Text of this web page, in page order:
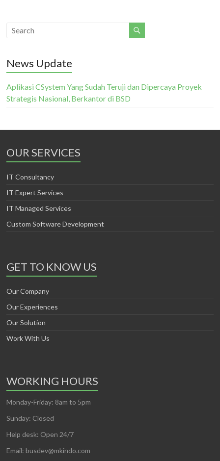
News Update
Aplikasi CSystem Yang Sudah Teruji dan Dipercaya Proyek
Strategis Nasional, Berkantor di BSD
OUR SERVICES
IT Consultancy
IT Expert Services
IT Managed Services
Custom Software Development
GET TO KNOW US
Our Company
Our Experiences
Our Solution
Work With Us
WORKING HOURS
Monday-Friday: 8am to 5pm
Sunday: Closed
Help desk: Open 24/7
Email: busdev@mkindo.com